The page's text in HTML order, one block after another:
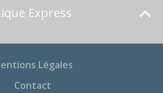
Express
Légales
Contact